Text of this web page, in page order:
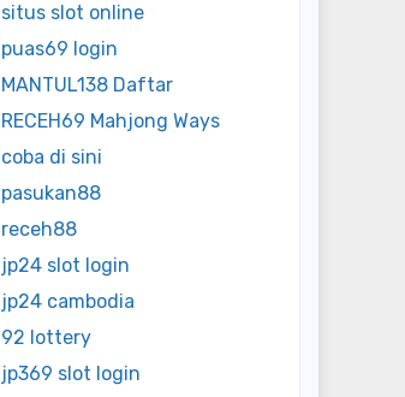
situs slot online
puas69 login
MANTUL138 Daftar
RECEH69 Mahjong Ways
coba di sini
pasukan88
receh88
jp24 slot login
jp24 cambodia
92 lottery
jp369 slot login